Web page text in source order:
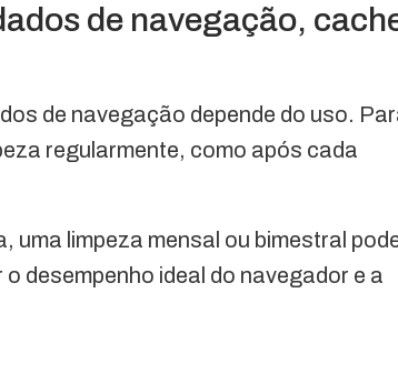
de navegação,
de navegação depende do uso.
regularmente, como após cada
uma limpeza mensal ou bimestral
desempenho ideal do navegador e a